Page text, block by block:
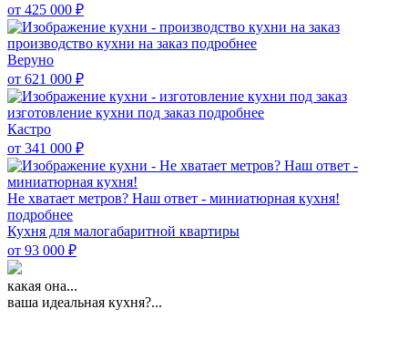
от 425 000 ₽
производство кухни на заказ подробнее
Веруно
от 621 000 ₽
изготовление кухни под заказ подробнее
Кастро
от 341 000 ₽
Не хватает метров? Наш ответ - миниатюрная кухня!
подробнее
Кухня для малогабаритной квартиры
от 93 000 ₽
какая она...
ваша идеальная кухня?...